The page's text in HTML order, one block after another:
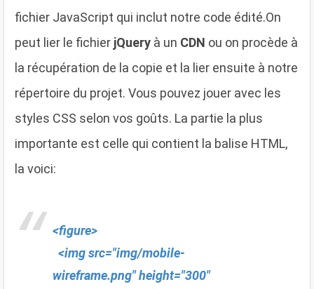
fichier JavaScript qui inclut notre code édité.On
peut lier le fichier jQuery à un CDN ou on procède à
la récupération de la copie et la lier ensuite à notre
répertoire du projet. Vous pouvez jouer avec les
styles CSS selon vos goûts. La partie la plus
importante est celle qui contient la balise HTML,
la voici:
<figure>
<img src="img/mobile-
wireframe.png" height="300"